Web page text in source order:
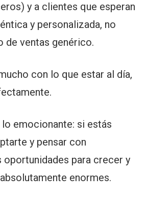
y a clientes que esperan
y personalizada, no
de ventas genérico.
con lo que estar al día,
emocionante: si estás
y pensar con
oportunidades para crecer y
enormes.